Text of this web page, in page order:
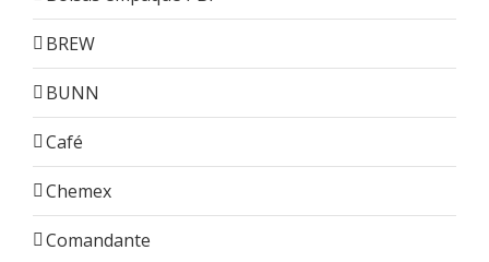
BREW
BUNN
Café
Chemex
Comandante